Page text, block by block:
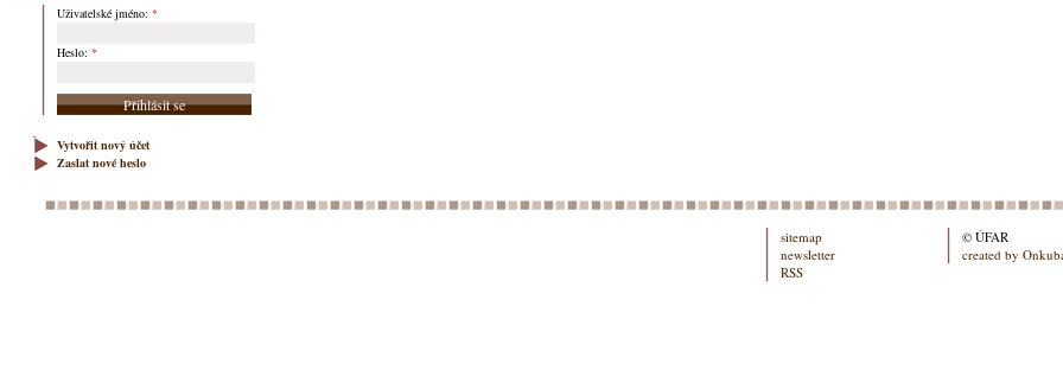
Uživatelské jméno: *
Heslo: *
Vytvořit nový účet
Zaslat nové heslo
© ÚFAR
created by
sitemap
newsletter
RSS